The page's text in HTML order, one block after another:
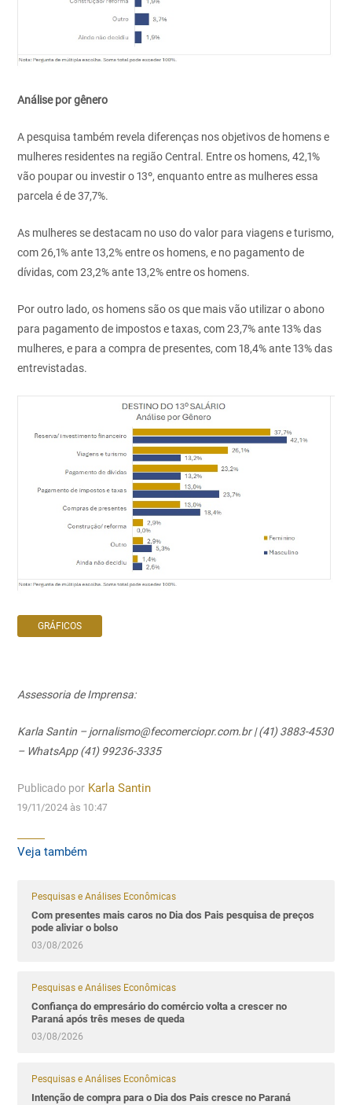
Análise por gênero
A pesquisa também revela diferenças nos objetivos de homens e
mulheres residentes na região Central. Entre os homens, 42,1%
vão poupar ou investir o 13º, enquanto entre as mulheres essa
parcela é de 37,7%.
As mulheres se destacam no uso do valor para viagens e turismo,
com 26,1% ante 13,2% entre os homens, e no pagamento de
dívidas, com 23,2% ante 13,2% entre os homens.
Por outro lado, os homens são os que mais vão utilizar o abono
para pagamento de impostos e taxas, com 23,7% ante 13% das
mulheres, e para a compra de presentes, com 18,4% ante 13% das
entrevistadas.
GRÁFICOS
Assessoria de Imprensa:
Karla Santin – jornalismo@fecomerciopr.com.br | (41) 3883-4530
– WhatsApp (41) 99236-3335
Publicado por Karla Santin
19/11/2024 às 10:47
Veja também
Pesquisas e Análises Econômicas
Com presentes mais caros no Dia dos Pais pesquisa de preços
pode aliviar o bolso
03/08/2026
Pesquisas e Análises Econômicas
Confiança do empresário do comércio volta a crescer no
Paraná após três meses de queda
03/08/2026
Pesquisas e Análises Econômicas
Intenção de compra para o Dia dos Pais cresce no Paraná